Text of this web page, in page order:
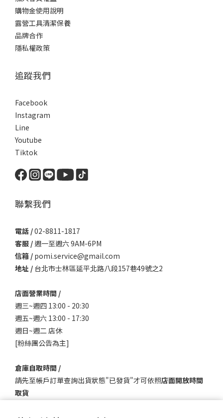
購物金使用說明
露營工具清潔保養
品牌合作
隱私權政策
追蹤我們
Facebook
Instagram
Line
Youtube
Tiktok
聯繫我們
電話 /02-8811-1817
客服 /週一至週六 9AM-6PM
信箱 / pomi.service@gmail.com
地址 / 台北市士林區延平北路八段157巷49號之2
店面營業時間 /
週三~週四 13:00 - 20:30
週五~週六 13:00 - 17:30
週日~週二 店休
[粉絲團公告為主]
倉庫自取時間 /
請先至帳戶訂單查詢出貨狀態"已發貨"才可依照店面開放時間
取貨